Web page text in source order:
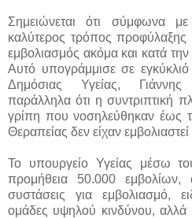
Σημειώνεται ότι σύμφωνα
καλύτερος τρόπος
εμβολιασμός ακόμα και κατά
Αυτό υπογράμμισε σε
Δημόσιας Υγείας, Γιάννης
παράλληλα ότι η συντριπτική
γρίπη που νοσηλεύθηκαν έως
Θεραπείας δεν είχαν
Το υπουργείο Υγείας μέσω
προμήθεια 50.000 εμβολίων,
συστάσεις για εμβολιασμό,
ομάδες υψηλού κινδύνου,